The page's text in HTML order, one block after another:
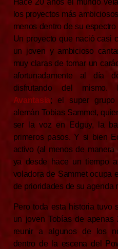
Hace 20 años el mundo
los proyectos más
menos dentro de su
Un proyecto que nació casi
un joven y ambicioso
muy claras de tomar un
afortunadamente al día
disfrutando del mismo.
Avantasia; el super grupo
alemán Tobias Sammet,
ser la voz en Edguy, la
primeros pasos. Y si bien
activo (al menos de
ya desde hace un tiempo
voladora de Sammet ocupa
de prioridades de su agenda
Pero toda esta historia tuvo
un joven Tobías de
reunir a algunos de los
dentro de la escena del